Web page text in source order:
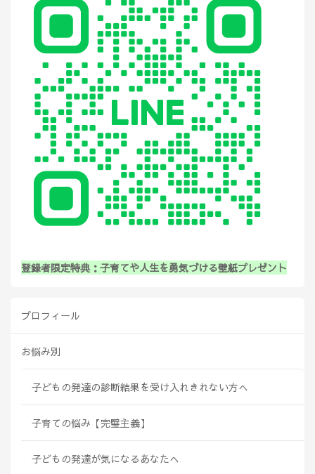
登録者限定特典：子育てや人生を勇気づける壁紙プレゼント
プロフィール
お悩み別
子どもの発達の診断結果を受け入れきれない方へ
子育ての悩み【完璧主義】
子どもの発達が気になるあなたへ